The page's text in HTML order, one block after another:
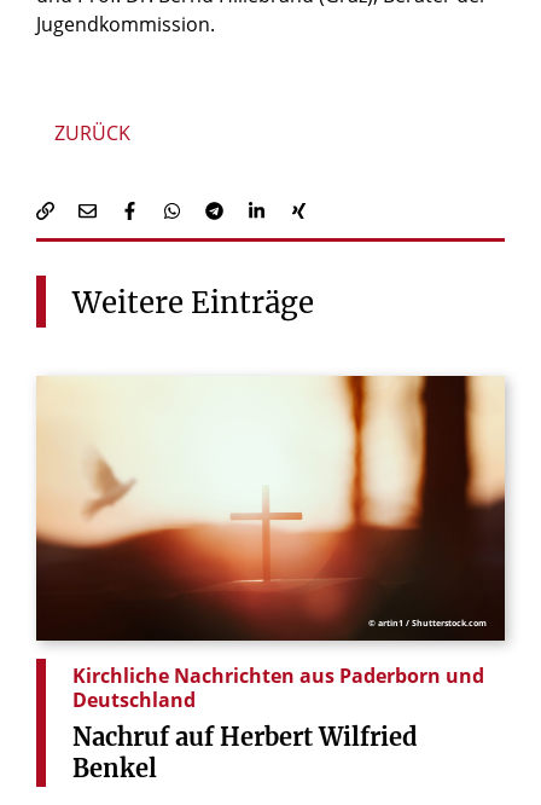
Jugendkommission.
ZURÜCK
Weitere Einträge
© artin1 / Shutterstock.com
Kirchliche Nachrichten aus Paderborn und
Deutschland
Nachruf auf Herbert Wilfried
Benkel